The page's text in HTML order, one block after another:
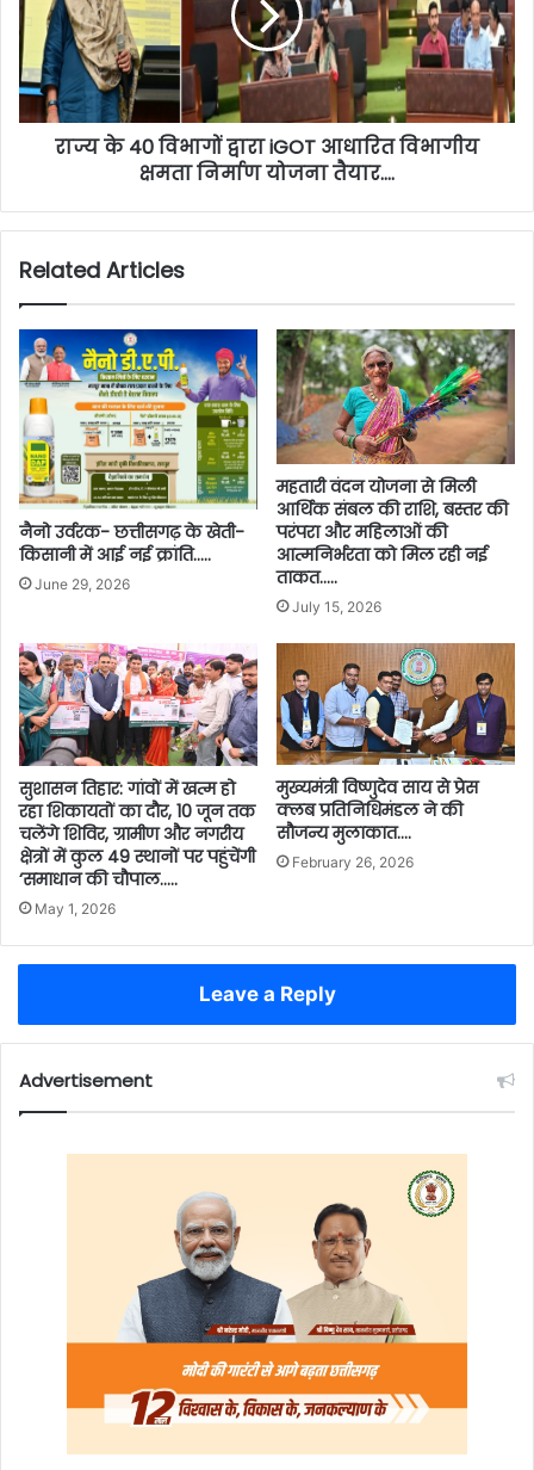
राज्य के 40 विभागों द्वारा iGOT आधारित विभागीय
क्षमता निर्माण योजना तैयार….
Related Articles
नैनो उर्वरक- छत्तीसगढ़ के खेती-
किसानी में आई नई क्रांति…..
June 29, 2026
महतारी वंदन योजना से मिली
आर्थिक संबल की राशि, बस्तर की
परंपरा और महिलाओं की
आत्मनिर्भरता को मिल रही नई
ताकत…..
July 15, 2026
​सुशासन तिहार: गांवों में खत्म हो
रहा शिकायतों का दौर, 10 जून तक
चलेंगे शिविर, ग्रामीण और नगरीय
क्षेत्रों में कुल 49 स्थानों पर पहुंचेंगी
‘समाधान की चौपाल…..
May 1, 2026
मुख्यमंत्री विष्णुदेव साय से प्रेस
क्लब प्रतिनिधिमंडल ने की
सौजन्य मुलाकात….
February 26, 2026
Leave a Reply
Advertisement